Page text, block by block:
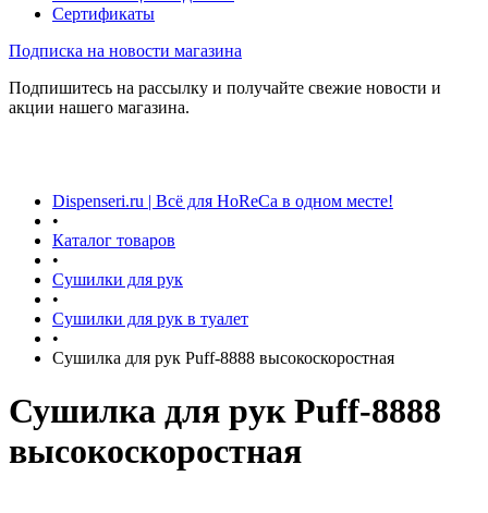
Сертификаты
Подписка на новости магазина
Подпишитесь на рассылку и получайте свежие новости и
акции нашего магазина.
Dispenseri.ru | Всё для HoReCa в одном месте!
•
Каталог товаров
•
Сушилки для рук
•
Сушилки для рук в туалет
•
Сушилка для рук Puff-8888 высокоскоростная
Сушилка для рук Puff-8888
высокоскоростная